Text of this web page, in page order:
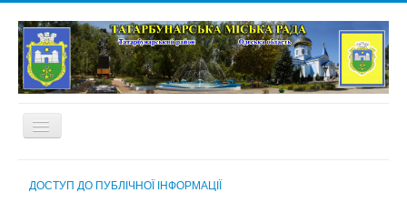
ДОСТУП ДО ПУБЛІЧНОЇ ІНФОРМАЦІЇ